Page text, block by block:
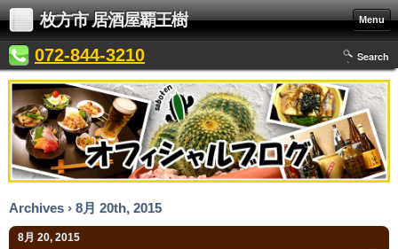
枚方市 居酒屋覇王樹 Menu
072-844-3210 Search
Archives › 8月 20th, 2015
8月 20, 2015